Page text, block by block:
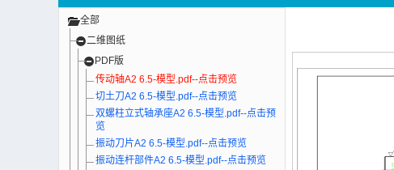
全部
二维图纸
PDF版
传动轴A2 6.5-模型.pdf--点击预览
切土刀A2 6.5-模型.pdf--点击预览
双螺柱立式轴承座A2 6.5-模型.pdf--点击预
览
振动刀片A2 6.5-模型.pdf--点击预览
振动连杆部件A2 6.5-模型.pdf--点击预览